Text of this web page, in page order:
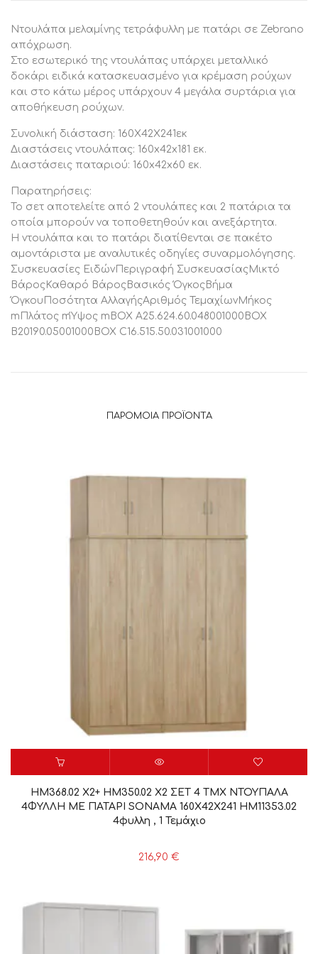
1
Τεμάχιο
ποσότητα
Ντουλάπα μελαμίνης τετράφυλλη με πατάρι σε Zebrano
απόχρωση.
Στο εσωτερικό της ντουλάπας υπάρχει μεταλλικό
δοκάρι ειδικά κατασκευασμένο για κρέμαση ρούχων
και στο κάτω μέρος υπάρχουν 4 μεγάλα συρτάρια για
αποθήκευση ρούχων.
Συνολική διάσταση: 160Χ42Χ241εκ
Διαστάσεις ντουλάπας: 160x42x181 εκ.
Διαστάσεις παταριού: 160x42x60 εκ.
Παρατηρήσεις:
Το σετ αποτελείτε από 2 ντουλάπες και 2 πατάρια τα
οποία μπορούν να τοποθετηθούν και ανεξάρτητα.
Η ντουλάπα και το πατάρι διατίθενται σε πακέτο
αμοντάριστα με αναλυτικές οδηγίες συναρμολόγησης.
Συσκευασίες ΕιδώνΠεριγραφή ΣυσκευασίαςΜικτό
ΒάροςΚαθαρό ΒάροςΒασικός ΌγκοςΒήμα
ΌγκουΠοσότητα ΑλλαγήςΑριθμός ΤεμαχίωνΜήκος
mΠλάτος mΎψος mBOX A25.624.60.048001000BOX
B20190.05001000BOX C16.515.50.031001000
ΠΑΡΌΜΟΙΑ ΠΡΟΪΌΝΤΑ
HM368.02 X2+ HM350.02 X2 ΣΕΤ 4 ΤΜΧ ΝΤΟΥΠΑΛΑ
4ΦΥΛΛΗ ΜΕ ΠΑΤΑΡΙ SONAMA 160X42X241 HM11353.02
4φυλλη , 1 Τεμάχιο
216,90 €